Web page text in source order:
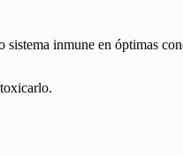
inmune en óptimas